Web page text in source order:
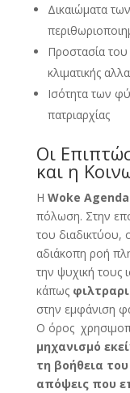
Δικαιώματα
Προστασία του
κλιματικής
Ισότητα των
πατριαρχίας
Οι
και η
Η Woke Agenda
πόλωση. Στην
του διαδικτύου,
αδιάκοπη ροή
την ψυχική τους
κάπως
στην εμφάνιση
Ο όρος
μηχανισμό
τη βοήθεια
απόψεις που